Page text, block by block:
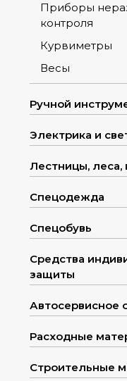
Приборы
контроля
Курвиметры
Весы
Ручной
Электрика и
Лестницы,
Спецодежда
Спецобувь
Средства
защиты
Автосервисное
Расходные
Строительные